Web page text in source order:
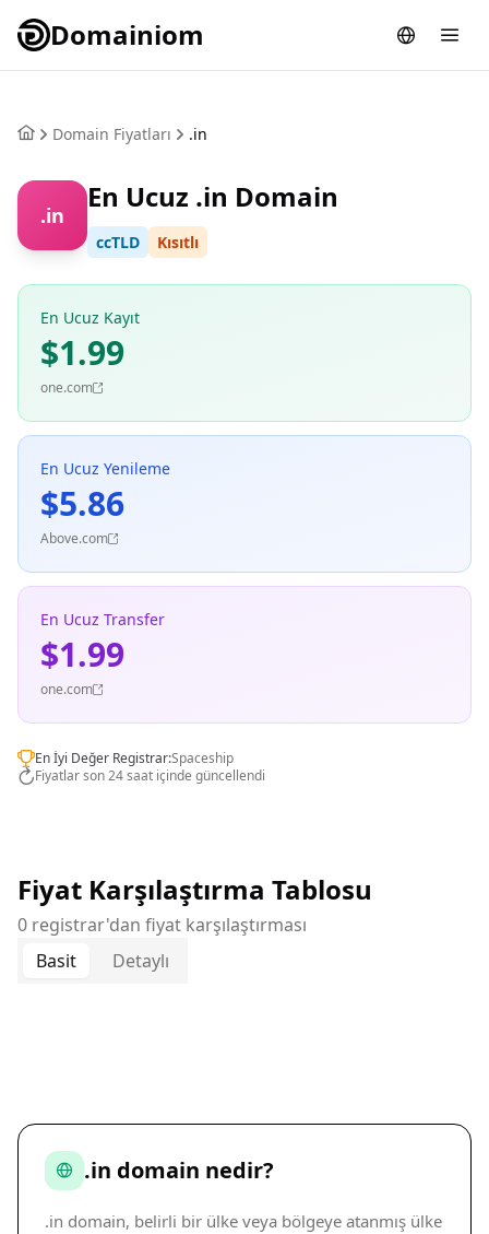
Domainiom
Domain Fiyatları .in
.in
En Ucuz .in Domain
ccTLD Kısıtlı
En Ucuz Kayıt
$1.99
one.com
En Ucuz Yenileme
$5.86
Above.com
En Ucuz Transfer
$1.99
one.com
En İyi Değer Registrar:Spaceship
Fiyatlar son 24 saat içinde güncellendi
Fiyat Karşılaştırma Tablosu
0 registrar'dan fiyat karşılaştırması
Basit
Detaylı
.in domain nedir?
.in domain, belirli bir ülke veya bölgeye atanmış ülke